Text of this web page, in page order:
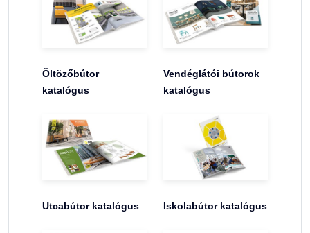
Öltözőbútor
katalógus
Vendéglátói bútorok
katalógus
Utcabútor katalógus Iskolabútor katalógus